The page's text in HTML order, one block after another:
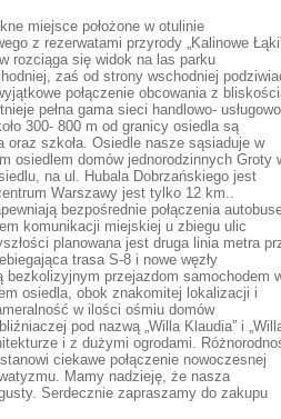
miejsce położone w otulinie
z rezerwatami przyrody „Kalinowe
rozciąga się widok na las parku
zaś od strony wschodniej
połączenie obcowania z
pełna gama sieci handlowo-
300- 800 m od granicy osiedla są
szkoła. Osiedle nasze sąsiaduje w
osiedlem domów jednorodzinnych Groty
na ul. Hubala Dobrzańskiego jest
Warszawy jest tylko 12 km..
bezpośrednie połączenia
komunikacji miejskiej u zbiegu ulic
planowana jest druga linia metra
trasa S-8 i nowe węzły
bezkolizyjnym przejazdom samochodem
osiedla, obok znakomitej lokalizacji i
w ilości ośmiu domów
pod nazwą „Willa Klaudia” i
i z dużymi ogrodami.
ciekawe połączenie nowoczesnej
Mamy nadzieję, że nasza
Serdecznie zapraszamy do zakupu